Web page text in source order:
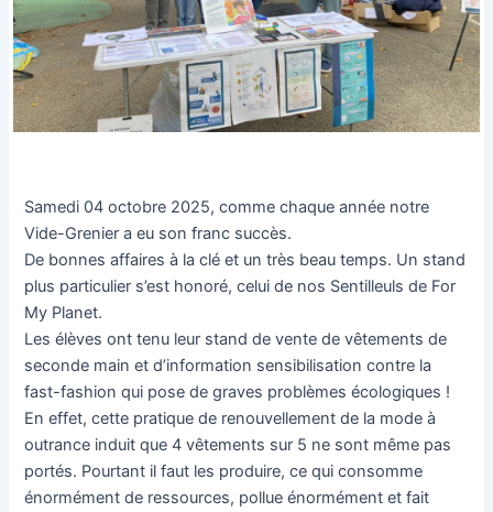
Samedi 04 octobre 2025, comme chaque année notre
Vide-Grenier a eu son franc succès.
De bonnes affaires à la clé et un très beau temps. Un stand
plus particulier s’est honoré, celui de nos Sentilleuls de For
My Planet.
Les élèves ont tenu leur stand de vente de vêtements de
seconde main et d’information sensibilisation contre la
fast-fashion qui pose de graves problèmes écologiques !
En effet, cette pratique de renouvellement de la mode à
outrance induit que 4 vêtements sur 5 ne sont même pas
portés. Pourtant il faut les produire, ce qui consomme
énormément de ressources, pollue énormément et fait